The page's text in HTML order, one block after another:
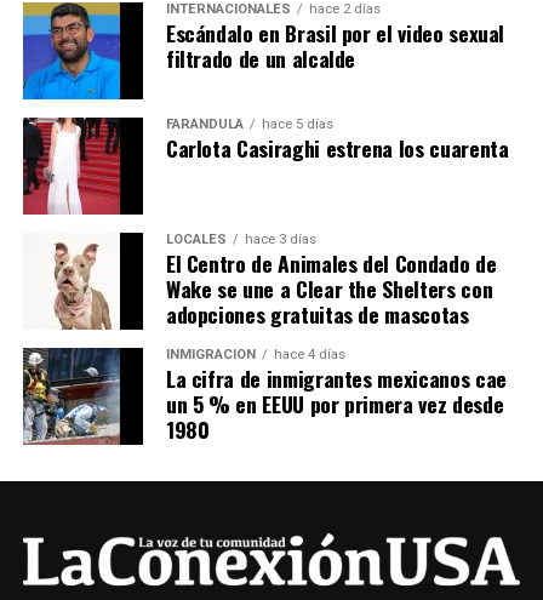
INTERNACIONALES hace 2 días
Escándalo en Brasil por el video sexual
filtrado de un alcalde
FARÁNDULA hace 5 días
Carlota Casiraghi estrena los cuarenta
LOCALES hace 3 días
El Centro de Animales del Condado de
Wake se une a Clear the Shelters con
adopciones gratuitas de mascotas
INMIGRACIÓN hace 4 días
La cifra de inmigrantes mexicanos cae
un 5 % en EEUU por primera vez desde
1980